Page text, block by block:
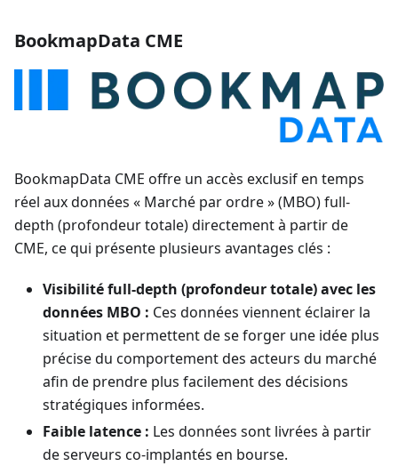
BookmapData CME
BookmapData CME offre un accès exclusif en temps
réel aux données « Marché par ordre » (MBO) full-
depth (profondeur totale) directement à partir de
CME, ce qui présente plusieurs avantages clés :
Visibilité full-depth (profondeur totale) avec les
données MBO : Ces données viennent éclairer la
situation et permettent de se forger une idée plus
précise du comportement des acteurs du marché
afin de prendre plus facilement des décisions
stratégiques informées.
Faible latence : Les données sont livrées à partir
de serveurs co-implantés en bourse.